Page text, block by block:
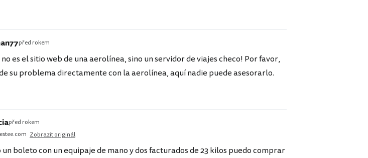
před rokem
no es el sitio web de una aerolínea, sino un servidor de viajes checo! Por favor,
su problema directamente con la aerolínea, aquí nadie puede asesorarlo.
před rokem
Zobrazit originál
un boleto con un equipaje de mano y dos facturados de 23 kilos puedo comprar